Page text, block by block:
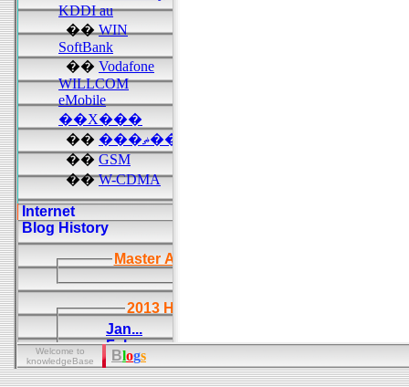
Welcome to
knowledgeBase
Blogs